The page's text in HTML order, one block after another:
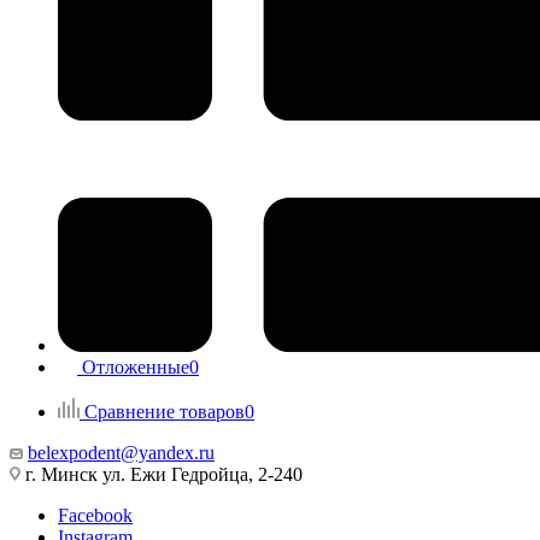
Отложенные0
Сравнение товаров0
belexpodent@yandex.ru
г. Минск ул. Ежи Гедройца, 2-240
Facebook